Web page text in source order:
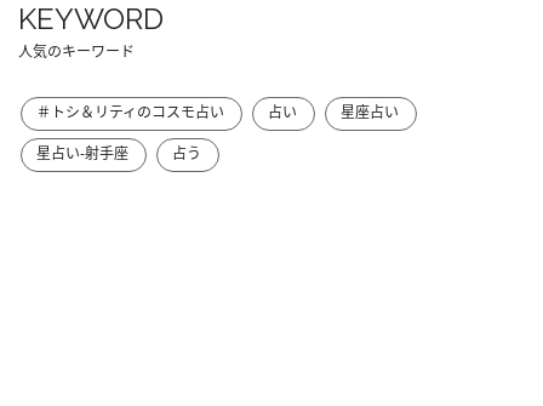
KEYWORD
人気のキーワード
＃トシ＆リティのコスモ占い 占い
星座占い
星占い-射手座
占う